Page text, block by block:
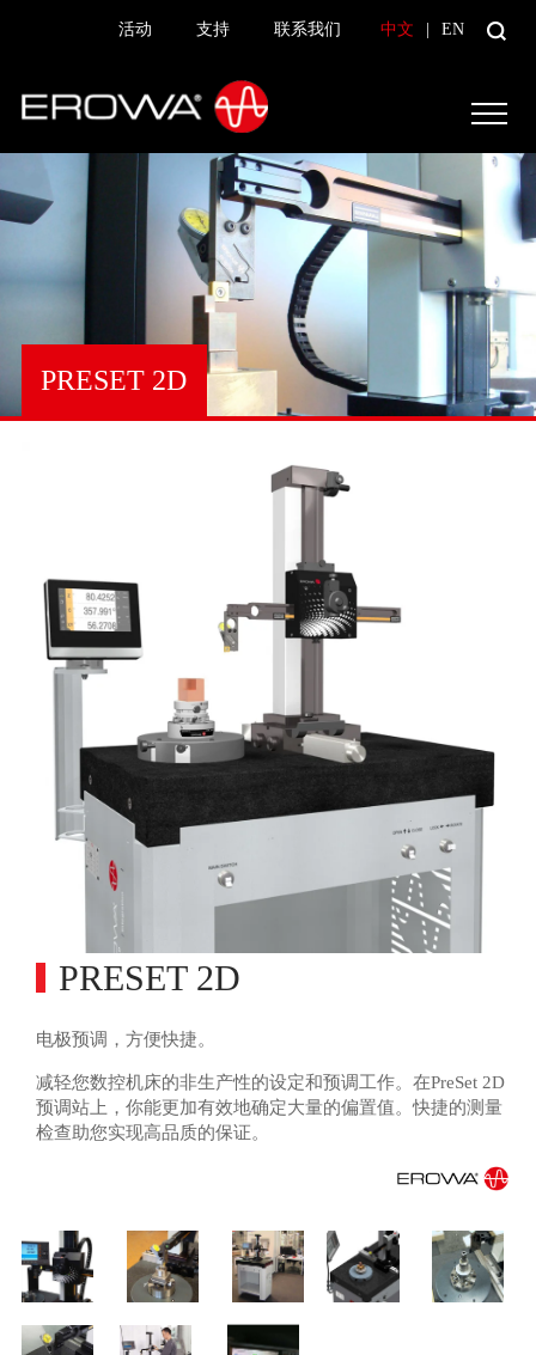
活动 支持 联系我们 中文 EN
PRESET 2D
PRESET 2D
电极预调，方便快捷。
减轻您数控机床的非生产性的设定和预调工作。在PreSet 2D
预调站上，你能更加有效地确定大量的偏置值。快捷的测量
检查助您实现高品质的保证。